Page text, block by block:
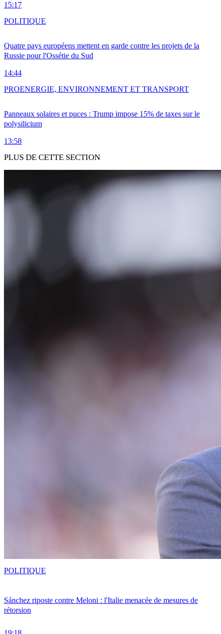
15:17
Quatre pays européens mettent en garde contre les projets de la
Russie pour l'Ossétie du Sud
14:44
POLITIQUE
Panneaux solaires et puces : Trump impose 15% de taxes sur le
polysilicium
13:58
PROENERGIE, ENVIRONNEMENT ET TRANSPORT
PLUS DE CETTE SECTION
Sánchez riposte contre Meloni : l'Italie menacée de mesures de
rétorsion
POLITIQUE